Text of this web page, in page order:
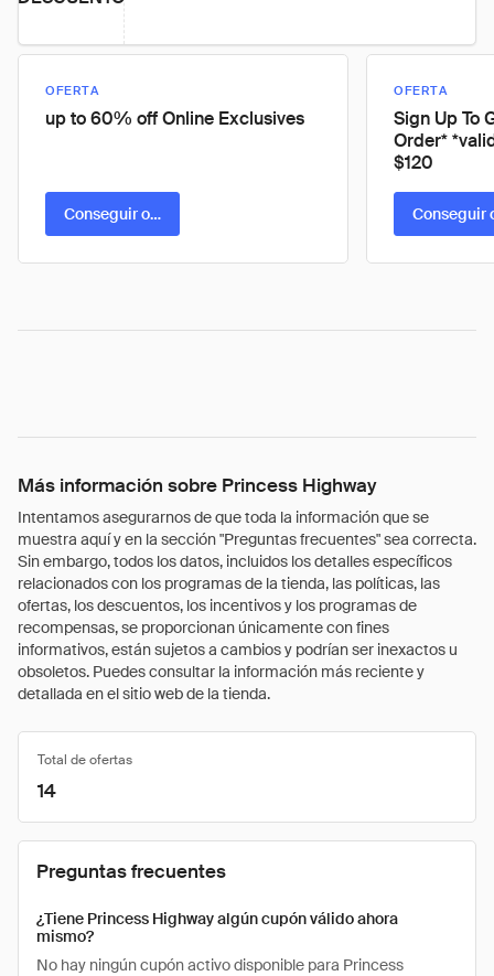
OFERTA
up to 60% off Online Exclusives
Conseguir oferta
OFERTA
Sign Up To
Order*
$120
Conseguir
Más información sobre Princess Highway
Intentamos asegurarnos de que toda la información que se
muestra aquí y en la sección "Preguntas frecuentes" sea correcta.
Sin embargo, todos los datos, incluidos los detalles específicos
relacionados con los programas de la tienda, las políticas, las
ofertas, los descuentos, los incentivos y los programas de
recompensas, se proporcionan únicamente con fines
informativos, están sujetos a cambios y podrían ser inexactos u
obsoletos. Puedes consultar la información más reciente y
detallada en el sitio web de la tienda.
Total de ofertas
14
Preguntas frecuentes
¿Tiene Princess Highway algún cupón válido ahora
mismo?
No hay ningún cupón activo disponible para Princess